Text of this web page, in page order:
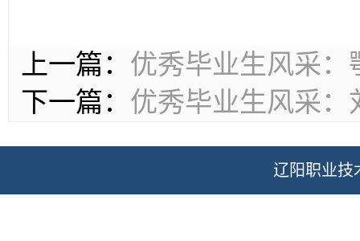
上一篇： 优秀毕业生风采：
下一篇： 优秀毕业生风采：
辽阳职业技